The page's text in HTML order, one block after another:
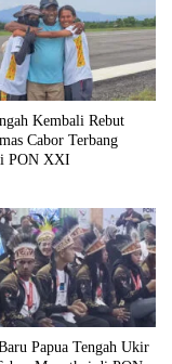
Kembali Rebut
Cabor Terbang
PON XXI
Papua Tengah Ukir